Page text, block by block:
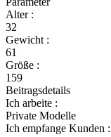
Alter :
32
Gewicht :
61
Größe :
159
Beitragsdetails
Ich arbeite :
Private Modelle
Ich empfange Kunden :